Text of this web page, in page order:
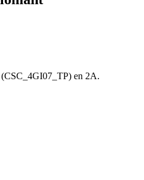
(CSC_4GI07_TP) en 2A.